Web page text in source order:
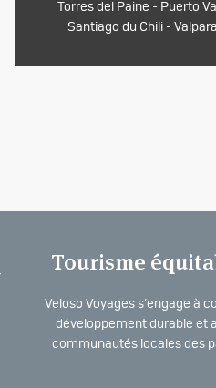
Torres del Paine - Puerto
Santiago du Chili -
Tourisme
Veloso Voyages s’engage à
développement durable et
communautés locales des